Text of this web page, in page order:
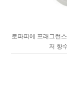
로파피에 프래그런
저 향